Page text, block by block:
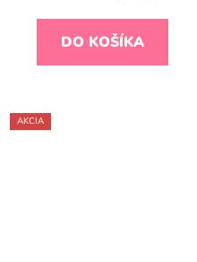
DO KOŠÍKA
AKCIA